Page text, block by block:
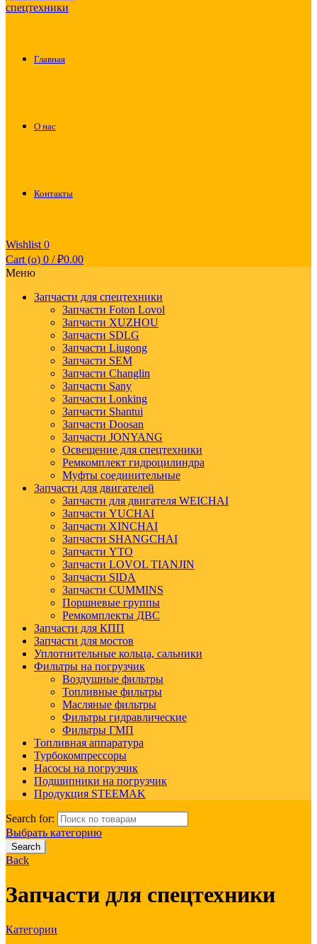
Главная
О нас
Контакты
Wishlist 0
Cart (o) 0 / ₽0.00
Меню
Запчасти для спецтехники
Запчасти Foton Lovol
Запчасти XUZHOU
Запчасти SDLG
Запчасти Liugong
Запчасти SEM
Запчасти Changlin
Запчасти Sany
Запчасти Lonking
Запчасти Shantui
Запчасти Doosan
Запчасти JONYANG
Освещение для спецтехники
Ремкомплект гидроцилиндра
Муфты соединительные
Запчасти для двигателей
Запчасти для двигателя WEICHAI
Запчасти YUCHAI
Запчасти XINCHAI
Запчасти SHANGCHAI
Запчасти YTO
Запчасти LOVOL TIANJIN
Запчасти SIDA
Запчасти CUMMINS
Поршневые группы
Ремкомплекты ДВС
Запчасти для КПП
Запчасти для мостов
Уплотнительные кольца, сальники
Фильтры на погрузчик
Воздушные фильтры
Топливные фильтры
Масляные фильтры
Фильтры гидравлические
Фильтры ГМП
Топливная аппаратура
Турбокомпрессоры
Насосы на погрузчик
Подшипники на погрузчик
Продукция STEEMAK
Search for:
Выбрать категорию
Search
Back
Запчасти для спецтехники
Категории